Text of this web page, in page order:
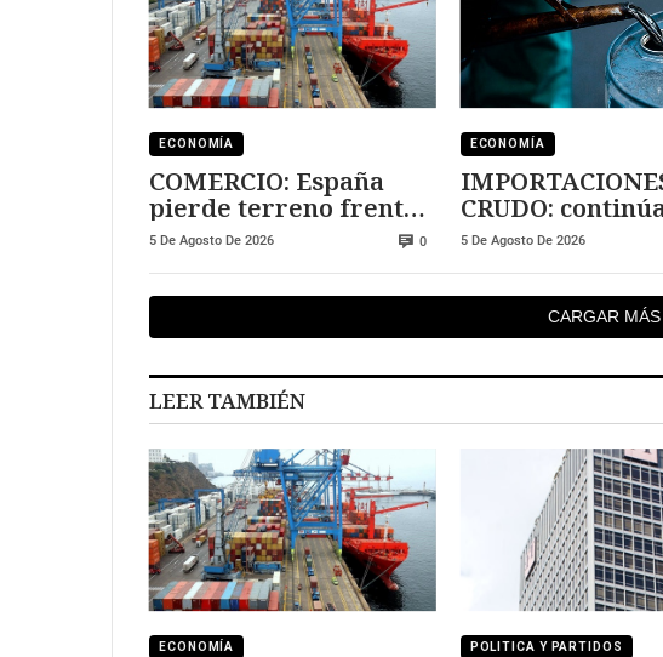
ECONOMÍA
COMERCIO: España
pierde terreno frente
a Marruecos
5 De Agosto De 2026 0
ECONOMÍA
CRUDO:
creciendo
5 De Agosto De 2026
CARGAR MÁS
LEER TAMBIÉN
ECONOMÍA POLITICA Y PARTIDOS